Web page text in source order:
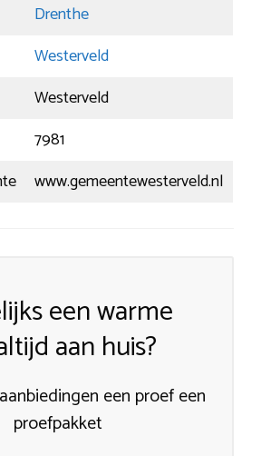
Drenthe
Westerveld
Westerveld
7981
www.gemeentewesterveld.nl
een warme
aan huis?
een proef een
proefpakket